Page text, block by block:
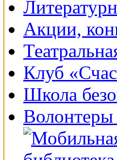
Акции,
Клуб
Школа
Волонтеры